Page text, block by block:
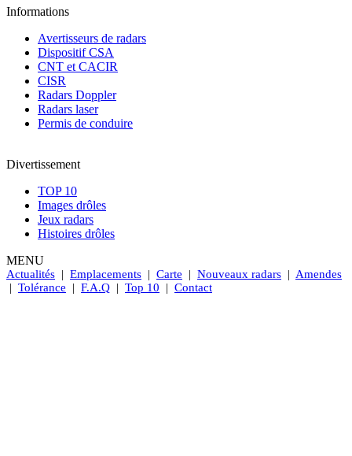
Informations
Avertisseurs de radars
Dispositif CSA
CNT et CACIR
CISR
Radars Doppler
Radars laser
Permis de conduire
Divertissement
TOP 10
Images drôles
Jeux radars
Histoires drôles
MENU
Actualités | Emplacements | Carte | Nouveaux radars | Amendes
| Tolérance | F.A.Q | Top 10 | Contact